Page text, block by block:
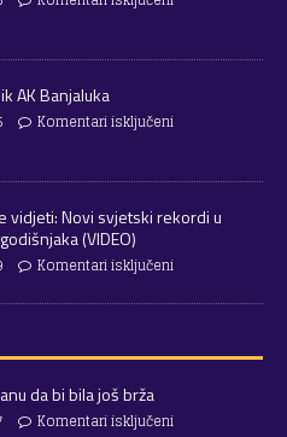
AK Banjaluka
Komentari isključeni
vidjeti: Novi svjetski rekordi u
(VIDEO)
Komentari isključeni
da bi bila još brža
Komentari isključeni